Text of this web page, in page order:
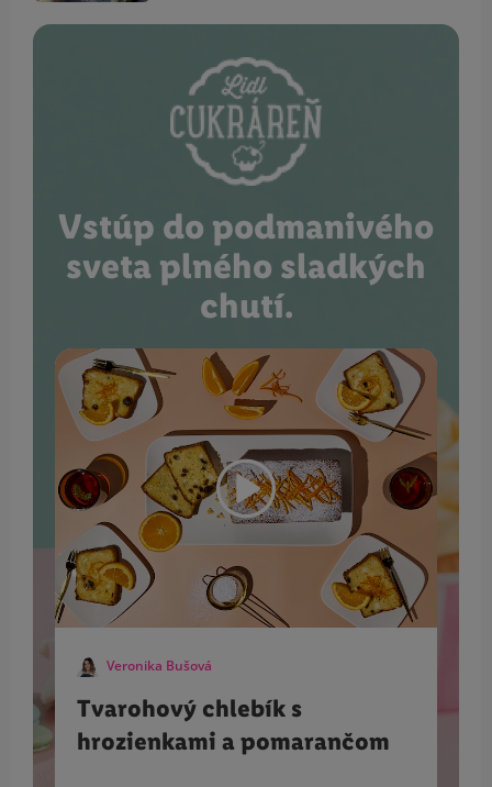
Vstúp do podmanivého
sveta plného sladkých
chutí.
Veronika Bušová
Tvarohový chlebík s
hrozienkami a pomarančom